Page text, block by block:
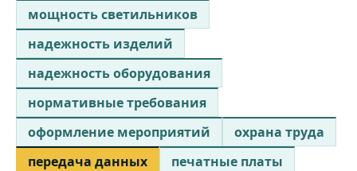
мощность светильников
надежность изделий
надежность оборудования
нормативные требования
оформление мероприятий
охрана труда
передача данных
печатные платы